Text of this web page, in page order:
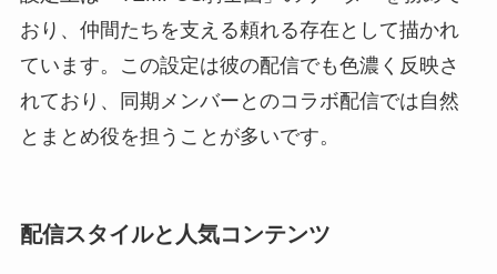
おり、仲間たちを支える頼れる存在として描かれ
ています。この設定は彼の配信でも色濃く反映さ
れており、同期メンバーとのコラボ配信では自然
とまとめ役を担うことが多いです。
配信スタイルと人気コンテンツ